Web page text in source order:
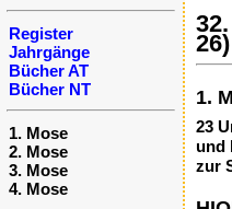
Register
Jahrgänge
Bücher AT
Bücher NT
1. Mose
2. Mose
3. Mose
4. Mose
26)
1.
23
und
zur